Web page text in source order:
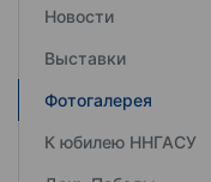
Новости
Выставки
Фотогалерея
К юбилею ННГАСУ